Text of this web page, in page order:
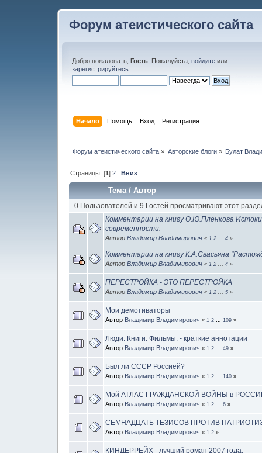
Форум атеистического сайта
Добро пожаловать, Гость . Пожалуйста, войдите или
зарегистрируйтесь
Начало Помощь Вход Регистрация
Форум атеистического сайта » Авторские блоги» Булат
Страницы: [1]2 Вниз
Тема/Автор
0 Пользователей и 9 Гостей просматривают этот
Комментарии на книгу О.Ю.Пленкова Истоки
современности.
Автор Владимир Владимирович « 1 2 4 »
Комментарии на книгу К.А.Свасьяна
Автор Владимир Владимирович « 1 2 4 »
ПЕРЕСТРОЙКА - ЭТО ПЕРЕСТРОЙКА
Автор Владимир Владимирович « 1 2 5 »
Мои демотиваторы
Автор Владимир Владимирович « 1 2 109 »
Люди. Книги. Фильмы. - краткие аннотации
Автор Владимир Владимирович « 1 2 49 »
Был ли СССР Россией?
Автор Владимир Владимирович « 1 2 140 »
Мой АТЛАС ГРАЖДАНСКОЙ ВОЙНЫ в
Автор Владимир Владимирович « 1 2 6 »
СЕМНАДЦАТЬ ТЕЗИСОВ ПРОТИВ
Автор Владимир Владимирович « 1 2 »
КИНДЕРРЕЙХ - лучший роман 2007 года.